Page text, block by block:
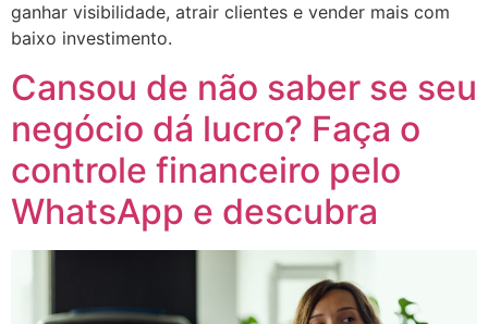
ganhar visibilidade, atrair clientes e vender mais com
baixo investimento.
Cansou de não saber se seu
negócio dá lucro? Faça o
controle financeiro pelo
WhatsApp e descubra